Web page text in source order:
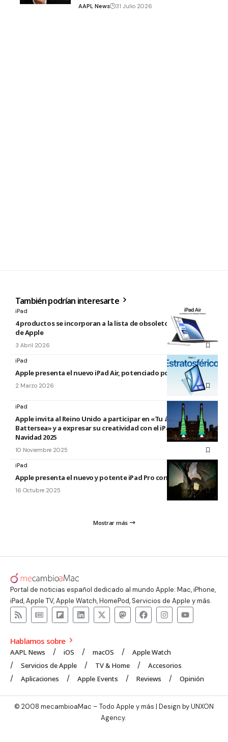
AAPL News 31 Julio 2026
También podrían interesarte
iPad
4 productos se incorporan a la lista de obsoletos y antiguos
de Apple
3 Abril 2026
iPad
Apple presenta el nuevo iPad Air, potenciado por el M4
2 Marzo 2026
iPad
Apple invita al Reino Unido a participar en «Tu árbol en
Battersea» y a expresar su creatividad con el iPad esta
Navidad 2025
10 Noviembre 2025
iPad
Apple presenta el nuevo y potente iPad Pro con el chip M5
16 Octubre 2025
Mostrar más
Portal de noticias español dedicado al mundo Apple: Mac, iPhone,
iPad, Apple TV, Apple Watch, HomePod, Servicios de Apple y más.
Hablamos sobre
AAPL News iOS macOS
Apple Watch
Servicios de Apple
TV & Home
Accesorios
Aplicaciones
Apple Events Reviews Opinión
© 2008 mecambioaMac – Todo Apple y más | Design byUNXON
Agency.